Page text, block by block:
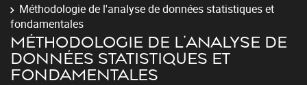
Méthodologie de l'analyse de données statistiques et
fondamentales
MÉTHODOLOGIE DE L'ANALYSE DE
DONNÉES STATISTIQUES ET
FONDAMENTALES